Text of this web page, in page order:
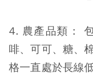
4. 農產品類：
啡、可可、糖、
格一直處於長線